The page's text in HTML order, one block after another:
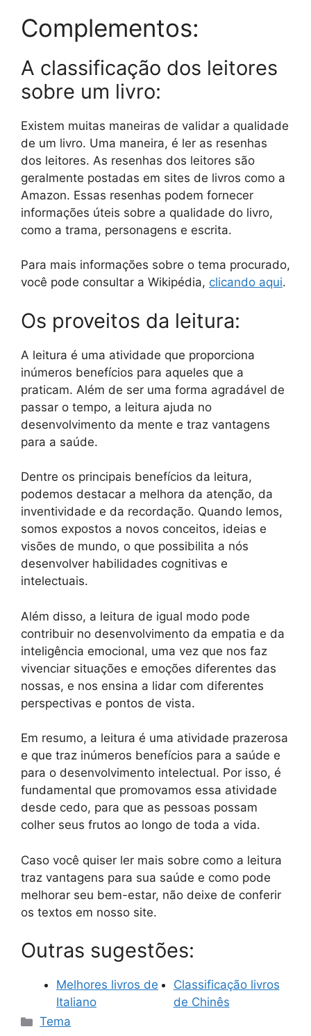
Complementos:
A classificação dos leitores
sobre um livro:
Existem muitas maneiras de validar a qualidade
de um livro. Uma maneira, é ler as resenhas
dos leitores. As resenhas dos leitores são
geralmente postadas em sites de livros como a
Amazon. Essas resenhas podem fornecer
informações úteis sobre a qualidade do livro,
como a trama, personagens e escrita.
Para mais informações sobre o tema procurado,
você pode consultar a Wikipédia, clicando aqui.
Os proveitos da leitura:
A leitura é uma atividade que proporciona
inúmeros benefícios para aqueles que a
praticam. Além de ser uma forma agradável de
passar o tempo, a leitura ajuda no
desenvolvimento da mente e traz vantagens
para a saúde.
Dentre os principais benefícios da leitura,
podemos destacar a melhora da atenção, da
inventividade e da recordação. Quando lemos,
somos expostos a novos conceitos, ideias e
visões de mundo, o que possibilita a nós
desenvolver habilidades cognitivas e
intelectuais.
Além disso, a leitura de igual modo pode
contribuir no desenvolvimento da empatia e da
inteligência emocional, uma vez que nos faz
vivenciar situações e emoções diferentes das
nossas, e nos ensina a lidar com diferentes
perspectivas e pontos de vista.
Em resumo, a leitura é uma atividade prazerosa
e que traz inúmeros benefícios para a saúde e
para o desenvolvimento intelectual. Por isso, é
fundamental que promovamos essa atividade
desde cedo, para que as pessoas possam
colher seus frutos ao longo de toda a vida.
Caso você quiser ler mais sobre como a leitura
traz vantagens para sua saúde e como pode
melhorar seu bem-estar, não deixe de conferir
os textos em nosso site.
Outras sugestões:
Melhores livros de
Italiano
Classificação livros
de Chinês
Categorias
Tema